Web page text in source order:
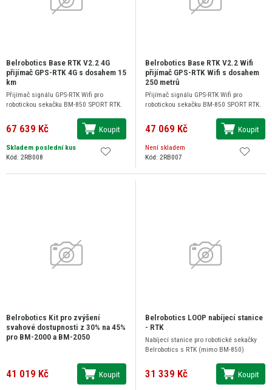
Belrobotics Base RTK V2.2 4G
přijímač GPS-RTK 4G s dosahem 15
km
Přijímač signálu GPS-RTK Wifi pro
robotickou sekačku BM-850 SPORT RTK.
67 639 Kč Koupit
Skladem poslední kus
Kód: 2RB008
Belrobotics Base RTK V2.2 Wifi
přijímač GPS-RTK Wifi s dosahem
250 metrů
Přijímač signálu GPS-RTK Wifi pro
robotickou sekačku BM-850 SPORT RTK.
47 069 Kč Koupit
Není skladem
Kód: 2RB007
Belrobotics Kit pro zvýšení
svahové dostupnosti z 30% na 45%
pro BM-2000 a BM-2050
41 019 Kč Koupit
Belrobotics LOOP nabíjecí stanice
- RTK
Nabíjecí stanice pro robotické sekačky
Belrobotics s RTK (mimo BM-850)
31 339 Kč Koupit